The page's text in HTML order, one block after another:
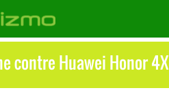
contre Huawei Honor 4X